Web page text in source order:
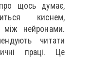
щось думає,
киснем,
мiж нейронами.
читати
праці. Це